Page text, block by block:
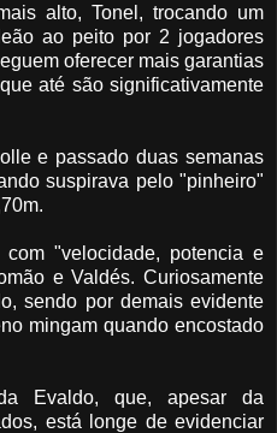
alto, Tonel, trocando um
ao peito por 2 jogadores
oferecer mais garantias
até são significativamente
e passado duas semanas
suspirava pelo "pinheiro"
com "velocidade, potencia e
e Valdés. Curiosamente
sendo por demais evidente
mingam quando encostado
Evaldo, que, apesar da
está longe de evidenciar